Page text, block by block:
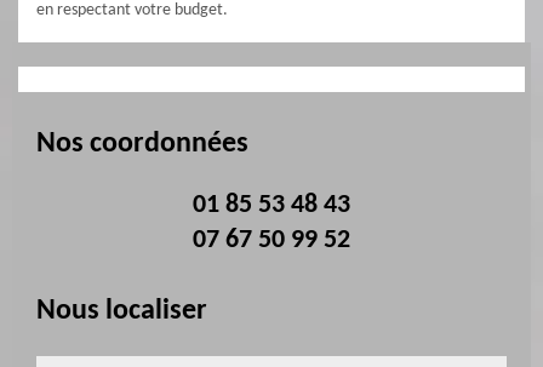
en respectant votre budget.
Nos coordonnées
01 85 53 48 43
07 67 50 99 52
Nous localiser